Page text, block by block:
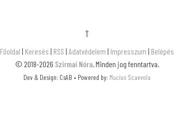
Főoldal | Keresés | RSS | Adatvédelem | Impresszum | Belépés
© 2018-2026 Szirmai Nóra. Minden jog fenntartva.
Dev & Design: CsAB • Powered by: Mucius Scaevola